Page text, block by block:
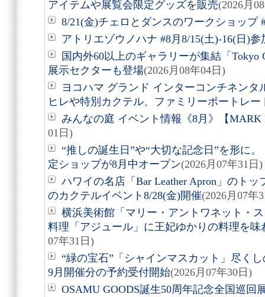
アイテムや展覧会限定グッズを販売(2026月
8/21(金)チェロとダンスのワークショップ
アトリエゾウノハナ #8月8/15(土)-16(日)参
国内外60以上のギャラリーが集結「Tokyo
展示セクターも登場(2026月08年04日)
ヨコハマ グランド インターコンチネンタ
ヒレや特別カクテル、ファミリーポートレー
みんなの庭 イベント情報《8月》【MARK
01日)
“推しの誕生日”や“大切な記念日”を形に。
定ショップが8月中オープン(2026月07年31日)
ハワイの名店「Bar Leather Apron」のト
のカクテルイベント8/28(金)開催(2026月07年
横浜美術館「マリー・アントワネット・
料理「アジュール」に王妃ゆかりの料理を
07年31日)
“緑の宝石”「シャインマスカット」尽く
9月開催分の予約受付開始(2026月07年30日)
OSAMU GOODS誕生50周年記念全国巡回